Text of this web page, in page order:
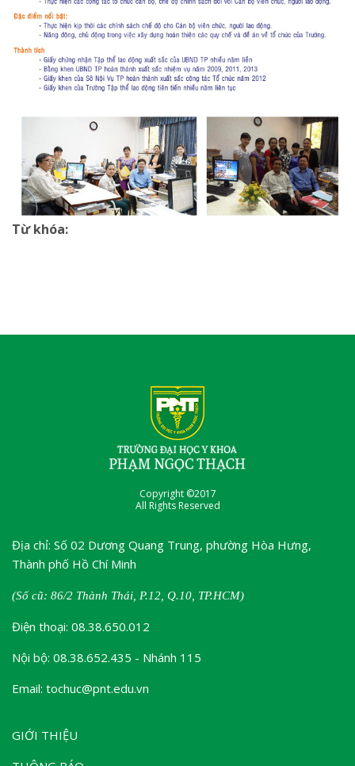
Từ khóa:
Copyright ©2017
All Rights Reserved
Địa chỉ: Số 02 Dương Quang Trung, phường Hòa Hưng,
Thành phố Hồ Chí Minh
(Số cũ: 86/2 Thành Thái, P.12, Q.10, TP.HCM)
Điện thoại: 08.38.650.012
Nội bộ: 08.38.652.435 - Nhánh 115
Email: tochuc@pnt.edu.vn
GIỚI THIỆU